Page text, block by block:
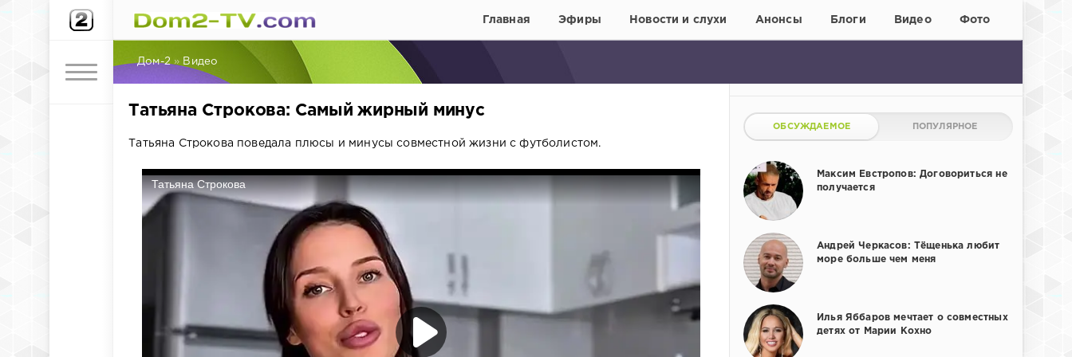
Главная Эфиры Новости и слухи Анонсы Блоги Видео Фото
Дом-2 » Видео
Татьяна Строкова: Самый жирный минус
Татьяна Строкова поведала плюсы и минусы совместной жизни с футболистом.
ОБСУЖДАЕМОЕ ПОПУЛЯРНОЕ
Максим Евстропов: Договориться не
получается
Андрей Черкасов: Тёщенька любит
море больше чем меня
Илья Яббаров мечтает о совместных
детях от Марии Кохно